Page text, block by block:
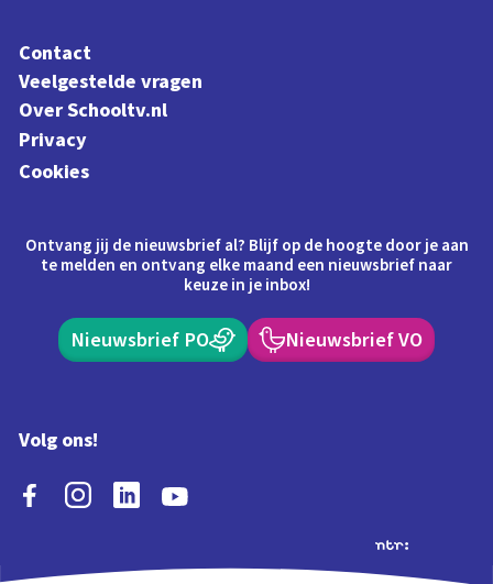
Contact
Veelgestelde vragen
Over Schooltv.nl
Privacy
Cookies
Ontvang jij de nieuwsbrief al? Blijf op de hoogte door je aan
te melden en ontvang elke maand een nieuwsbrief naar
keuze in je inbox!
Nieuwsbrief PO Nieuwsbrief VO
Volg ons!